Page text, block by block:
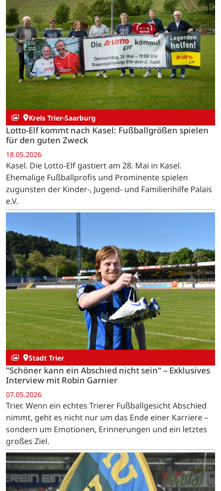
Kreis Trier-Saarburg
Lotto-Elf kommt nach Kasel: Fußballgrößen spielen
für den guten Zweck
18.05.2026
Kasel. Die Lotto-Elf gastiert am 28. Mai in Kasel.
Ehemalige Fußballprofis und Prominente spielen
zugunsten der Kinder-, Jugend- und Familienhilfe Palais
e.V.
Stadt Trier
"Schöner kann ein Abschied nicht sein" – Exklusives
Interview mit Robin Garnier
07.05.2026
Trier. Wenn ein echtes Trierer Fußballgesicht Abschied
nimmt, geht es nicht nur um das Ende einer Karriere –
sondern um Emotionen, Erinnerungen und ein letztes
großes Ziel.